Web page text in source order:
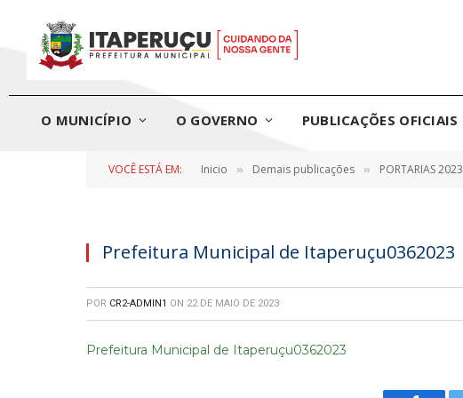
O MUNICÍPIO O GOVERNO PUBLICAÇÕES OFICIAIS
VOCÊ ESTÁ EM: Inicio » Demais publicações » PORTARIAS 2023
Prefeitura Municipal de Itaperuçu0362023
POR CR2-ADMIN1 ON 22 DE MAIO DE 2023
Prefeitura Municipal de Itaperuçu0362023